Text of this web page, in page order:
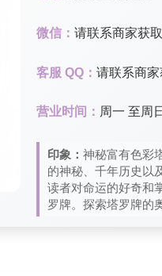
微信： 请联系商家获取
客服 QQ： 请联系商家
营业时间： 周一 至周
印象： 神秘富有色彩
的神秘、千年历史以
读者对命运的好奇和
罗牌。探索塔罗牌的